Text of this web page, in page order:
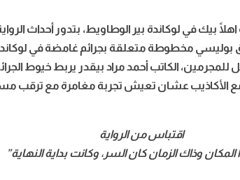
بيك في لوكاندة بير الوطاويط، بتدور أحداث
بيلاقي محقق بوليسي مخطوطة متعلقة بجرائم غامضة في
الكاتب أحمد مراد بيقدر يربط خيوط
الأكاذيب عشان تعيش تجربة مغامرة مع ترقب
اقتباس من الرواية
المكان وذاك الزمان كان السر، وكانت بداية النهاية”